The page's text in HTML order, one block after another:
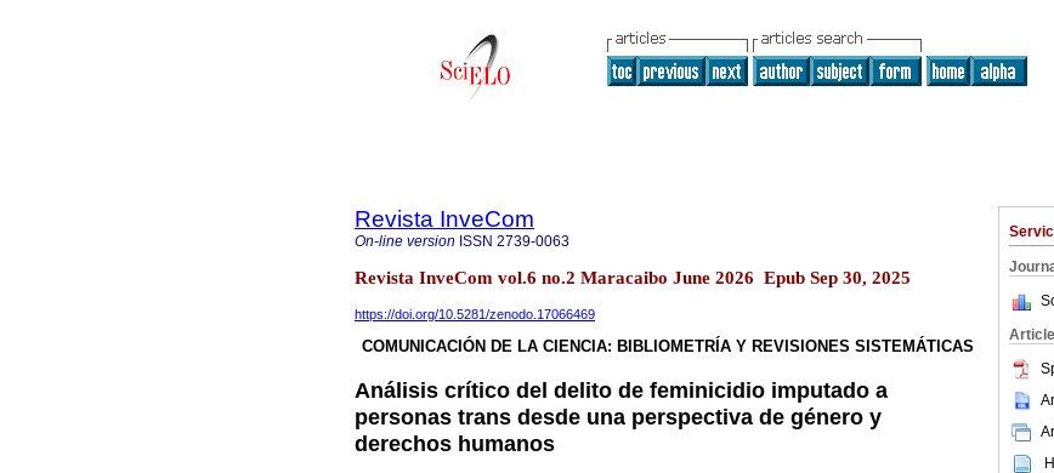
Article
Revista InveCom
On-line version ISSN 2739-0063
Revista InveCom vol.6 no.2 Maracaibo June 2026 Epub Sep 30, 2025
https://doi.org/10.5281/zenodo.17066469
COMUNICACIÓN DE LA CIENCIA: BIBLIOMETRÍA Y REVISIONES SISTEMÁTICAS
Análisis crítico del delito de feminicidio imputado a
personas trans desde una perspectiva de género y
derechos humanos